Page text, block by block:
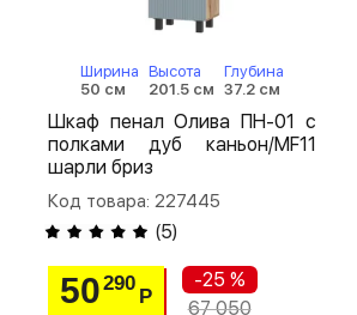
Ширина
50 см
Высота
201.5 см
Глубина
37.2 см
Шкаф пенал Олива ПН-01 с
полками дуб каньон/MF11
шарли бриз
Код товара: 227445
(5)
50290
Р
-25 %
67 050